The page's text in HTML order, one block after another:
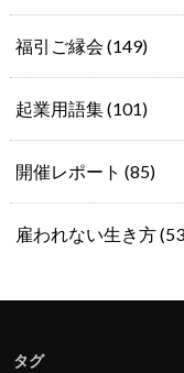
福引ご縁会 (149)
起業用語集(101)
開催レポート (85)
雇われない生き方
タグ